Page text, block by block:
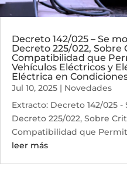
Decreto 142/025 – Se
Decreto 225/022, Sobre
Compatibilidad que
Vehículos Eléctricos y
Eléctrica en
Jul 10, 2025 | Novedades
Extracto: Decreto 142/025
Decreto 225/022, Sobre
Compatibilidad que
leer más